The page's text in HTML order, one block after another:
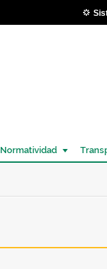
Normatividad